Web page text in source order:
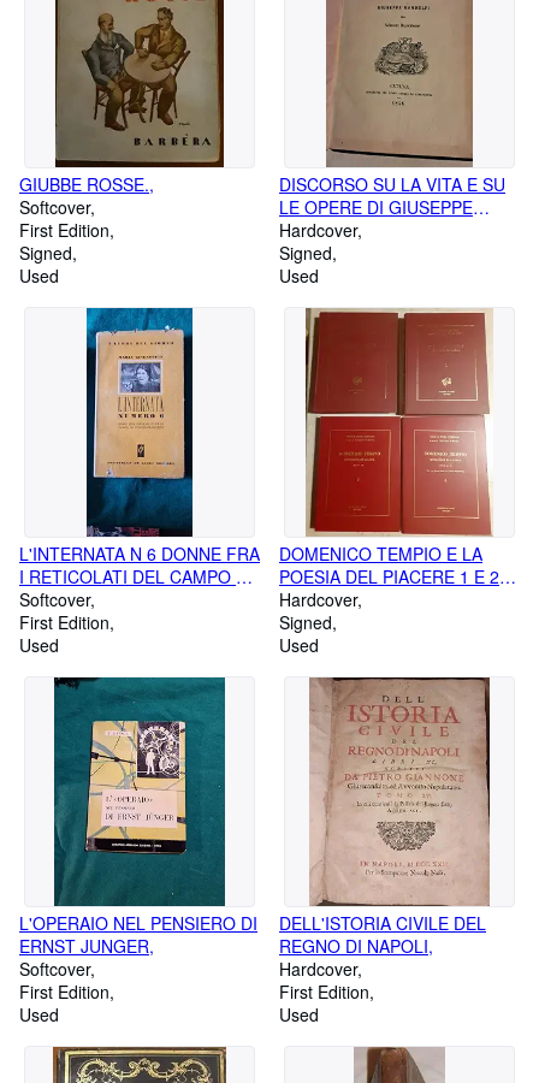
GIUBBE ROSSE.,
Softcover
First Edition
Signed
Used
DISCORSO SU LA VITA E SU
LE OPERE DI GIUSEPPE
GANDOLFI,
Hardcover
Signed
Used
L'INTERNATA N 6 DONNE FRA
I RETICOLATI DEL CAMPO DI
CONCENTRAMENTO,
Softcover
First Edition
Used
DOMENICO TEMPIO E LA
POESIA DEL PIACERE 1 E 2
VOLUMEDOMENICO TEMPIO
RIVOLUZIONI DI CATANIA
CANTI 1-10 E 11-20 CON UNA
MUSCETTA 3 E 4 VOL.,
Hardcover
Signed
Used
L'OPERAIO NEL PENSIERO DI
ERNST JUNGER,
Softcover
First Edition
Used
DELL'ISTORIA CIVILE DEL
REGNO DI NAPOLI,
Hardcover
First Edition
Used